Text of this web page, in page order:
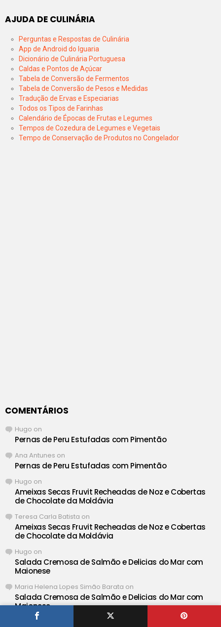
AJUDA DE CULINÁRIA
Perguntas e Respostas de Culinária
App de Android do Iguaria
Dicionário de Culinária Portuguesa
Caldas e Pontos de Açúcar
Tabela de Conversão de Fermentos
Tabela de Conversão de Pesos e Medidas
Tradução de Ervas e Especiarias
Todos os Tipos de Farinhas
Calendário de Épocas de Frutas e Legumes
Tempos de Cozedura de Legumes e Vegetais
Tempo de Conservação de Produtos no Congelador
COMENTÁRIOS
Hugo on
Pernas de Peru Estufadas com Pimentão
Ana Antunes on
Pernas de Peru Estufadas com Pimentão
Hugo on
Ameixas Secas Fruvit Recheadas de Noz e Cobertas
de Chocolate da Moldávia
Teresa Carla Batista on
Ameixas Secas Fruvit Recheadas de Noz e Cobertas
de Chocolate da Moldávia
Hugo on
Salada Cremosa de Salmão e Delicias do Mar com
Maionese
Maria Helena Lopes Simão Barata on
Salada Cremosa de Salmão e Delicias do Mar com
Maionese